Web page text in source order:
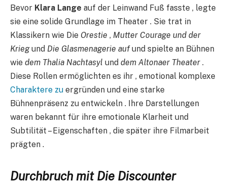
Bevor Klara Lange auf der Leinwand Fuß fasste , legte
sie eine solide Grundlage im Theater . Sie trat in
Klassikern wie Die Orestie , Mutter Courage und der
Kriegund Die Glasmenagerie aufund spielte an Bühnen
wie dem Thalia Nachtasyl und dem Altonaer Theater .
Diese Rollen ermöglichten es ihr , emotional komplexe
Charaktere zu ergründen und eine starke
Bühnenpräsenz zu entwickeln . Ihre Darstellungen
waren bekannt für ihre emotionale Klarheit und
Subtilität – Eigenschaften , die später ihre Filmarbeit
prägten .
Durchbruch mit Die Discounter